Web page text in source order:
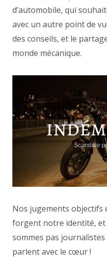
d’automobile, qui
avec un autre point de
des conseils, et le
monde mécanique.
Nos jugements
forgent notre identité, et
sommes pas
parlent avec le cœur !